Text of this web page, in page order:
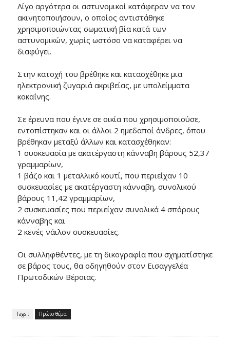
Λίγο αργότερα οι αστυνομικοί κατάφεραν να τον
ακινητοποιήσουν, ο οποίος αντιστάθηκε
χρησιμοποιώντας σωματική βία κατά των
αστυνομικών, χωρίς ωστόσο να καταφέρει να
διαφύγει.
Στην κατοχή του βρέθηκε και κατασχέθηκε μια
ηλεκτρονική ζυγαριά ακριβείας, με υπολείμματα
κοκαΐνης.
Σε έρευνα που έγινε σε οικία που χρησιμοποιούσε,
εντοπίστηκαν και οι άλλοι 2 ημεδαποί άνδρες, όπου
βρέθηκαν μεταξύ άλλων και κατασχέθηκαν:
1 συσκευασία με ακατέργαστη κάνναβη βάρους 52,37
γραμμαρίων,
1 βάζο και 1 μεταλλικό κουτί, που περιείχαν 10
συσκευασίες με ακατέργαστη κάνναβη, συνολικού
βάρους 11,42 γραμμαρίων,
2 συσκευασίες που περιείχαν συνολικά 4 σπόρους
κάνναβης και
2 κενές νάιλον συσκευασίες.
Οι συλληφθέντες, με τη δικογραφία που σχηματίστηκε
σε βάρος τους, θα οδηγηθούν στον Εισαγγελέα
Πρωτοδικών Βέροιας.
Tags : Πρώτο θέμα